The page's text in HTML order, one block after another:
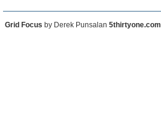
Grid Focus by Derek Punsalan 5thirtyone.com